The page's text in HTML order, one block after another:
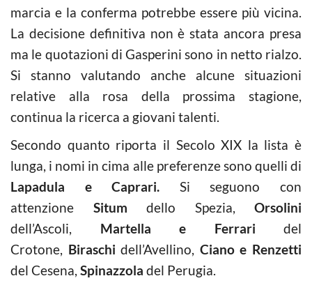
marcia e la conferma potrebbe essere più vicina.
La decisione definitiva non è stata ancora presa
ma le quotazioni di Gasperini sono in netto rialzo.
Si stanno valutando anche alcune situazioni
relative alla rosa della prossima stagione,
continua la ricerca a giovani talenti.
Secondo quanto riporta il Secolo XIX la lista è
lunga, i nomi in cima alle preferenze sono quelli di
Lapadula e Caprari. Si seguono con
attenzione Situm dello Spezia, Orsolini
dell’Ascoli, Martella e Ferrari del
Crotone, Biraschi dell’Avellino, Ciano e Renzetti
del Cesena, Spinazzola del Perugia.